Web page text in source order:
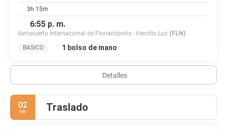
3h 15m
6:55 p. m.
Aeropuerto Internacional de Florianópolis - Hercílio Luz (FLN)
BASICO
1 bolso de mano
Detalles
02
feb Traslado